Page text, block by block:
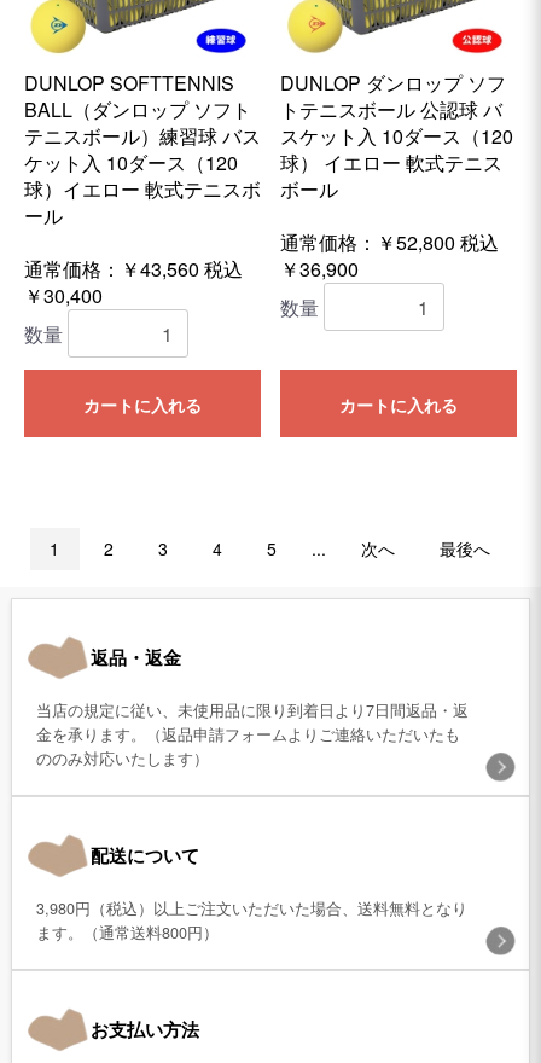
DUNLOP SOFTTENNIS
BALL（ダンロップ ソフト
テニスボール）練習球 バス
ケット入 10ダース（120
球）イエロー 軟式テニスボ
ール
通常価格：￥43,560 税込
￥30,400
数量
カートに入れる
DUNLOP ダンロップ ソフ
トテニスボール 公認球 バ
スケット入 10ダース（120
球） イエロー 軟式テニス
ボール
通常価格：￥52,800 税込
￥36,900
数量
カートに入れる
1 2 3 4 5 ... 次へ 最後へ
返品・返金
当店の規定に従い、未使用品に限り到着日より7日間返品・返
金を承ります。（返品申請フォームよりご連絡いただいたも
ののみ対応いたします）
配送について
3,980円（税込）以上ご注文いただいた場合、送料無料となり
ます。（通常送料800円）
お支払い方法